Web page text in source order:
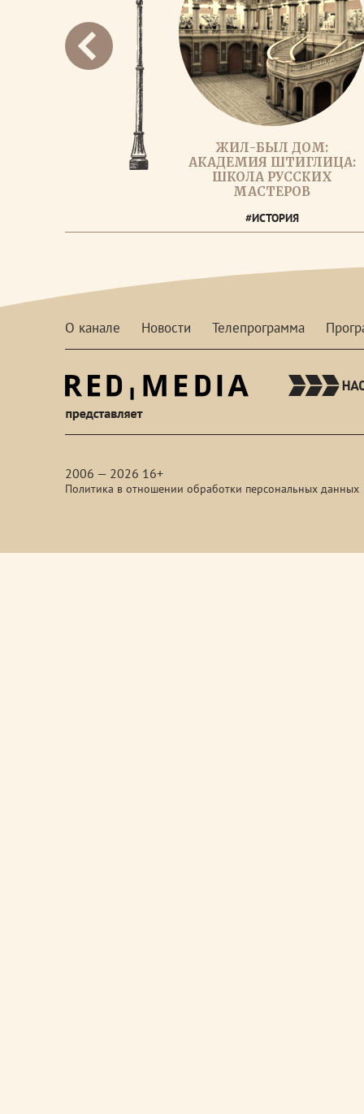
ЖИЛ-БЫЛ ДОМ:
АКАДЕМИЯ ШТИГЛИЦА:
ШКОЛА РУССКИХ
МАСТЕРОВ
#ИСТОРИЯ
О канале Новости Телепрограмма
2006 — 2026 16+
Политика в отношении обработки персональных данных